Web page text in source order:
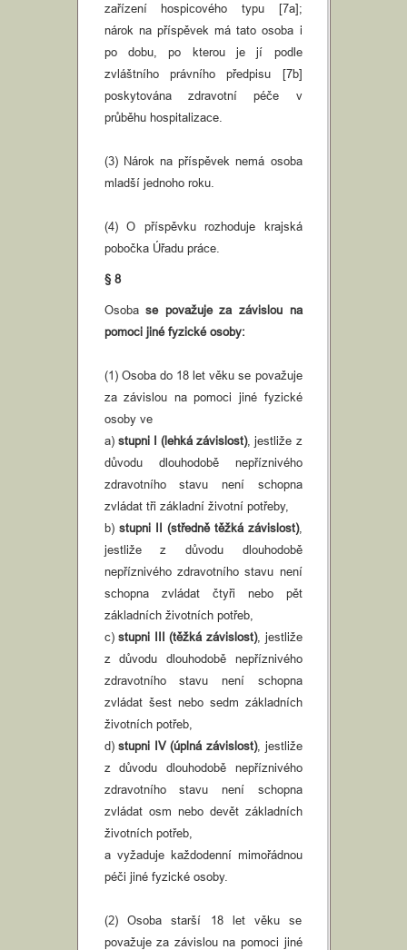
zařízení hospicového typu [7a];
nárok na příspěvek má tato osoba i
po dobu, po kterou je jí podle
zvláštního právního předpisu [7b]
poskytována zdravotní péče v
průběhu hospitalizace.
(3) Nárok na příspěvek nemá osoba
mladší jednoho roku.
(4) O příspěvku rozhoduje krajská
pobočka Úřadu práce.
§ 8
Osobase považuje za závislou na
pomoci jiné fyzické osoby:
(1) Osoba do 18 let věku se považuje
za závislou na pomoci jiné fyzické
osoby ve
a) stupni I (lehká závislost), jestliže z
důvodu dlouhodobě nepříznivého
zdravotního stavu není schopna
zvládat tři základní životní potřeby,
b) stupni II (středně těžká závislost),
jestliže z důvodu dlouhodobě
nepříznivého zdravotního stavu není
schopna zvládat čtyři nebo pět
základních životních potřeb,
c)stupni III (těžká závislost), jestliže
z důvodu dlouhodobě nepříznivého
zdravotního stavu není schopna
zvládat šest nebo sedm základních
životních potřeb,
d)stupni IV (úplná závislost), jestliže
z důvodu dlouhodobě nepříznivého
zdravotního stavu není schopna
zvládat osm nebo devět základních
životních potřeb,
a vyžaduje každodenní mimořádnou
péči jiné fyzické osoby.
(2) Osoba starší 18 let věku se
považuje za závislou na pomoci jiné